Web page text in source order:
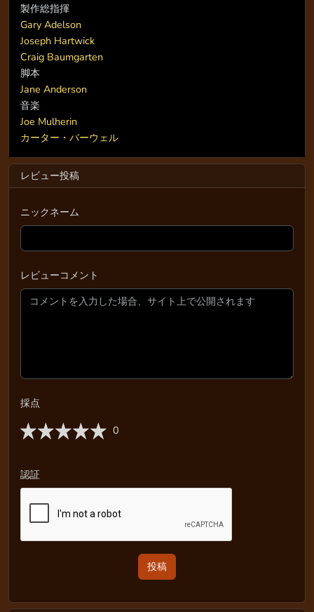
製作総指揮
Gary Adelson
Joseph Hartwick
Craig Baumgarten
脚本
Jane Anderson
音楽
Joe Mulherin
カーター・バーウェル
レビュー投稿
ニックネーム
レビューコメント
採点
0
認証